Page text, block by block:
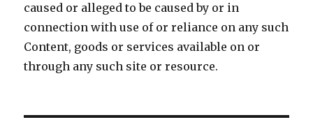
caused or alleged to be caused by or in
connection with use of or reliance on any such
Content, goods or services available on or
through any such site or resource.